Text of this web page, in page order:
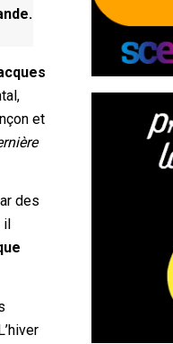
et
des